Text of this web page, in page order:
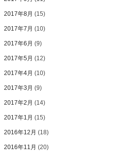
2017年8月 (15)
2017年7月 (10)
2017年6月 (9)
2017年5月 (12)
2017年4月 (10)
2017年3月 (9)
2017年2月 (14)
2017年1月 (15)
2016年12月 (18)
2016年11月 (20)